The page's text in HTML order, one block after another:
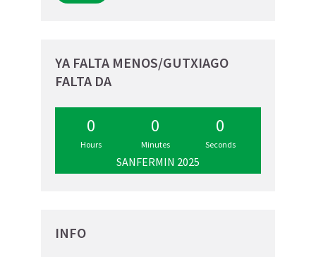
YA FALTA MENOS/GUTXIAGO
FALTA DA
0
Hours
0
Minutes
0
Seconds
SANFERMIN 2025
INFO